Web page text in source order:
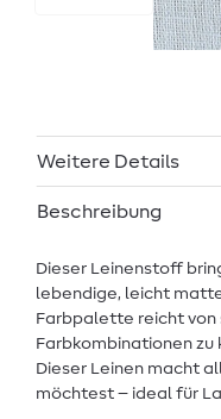
Weitere Details
Beschreibung
Dieser Leinenstoff
lebendige, leicht
Farbpalette reicht von
Farbkombinationen zu
Dieser Leinen macht
möchtest – ideal für